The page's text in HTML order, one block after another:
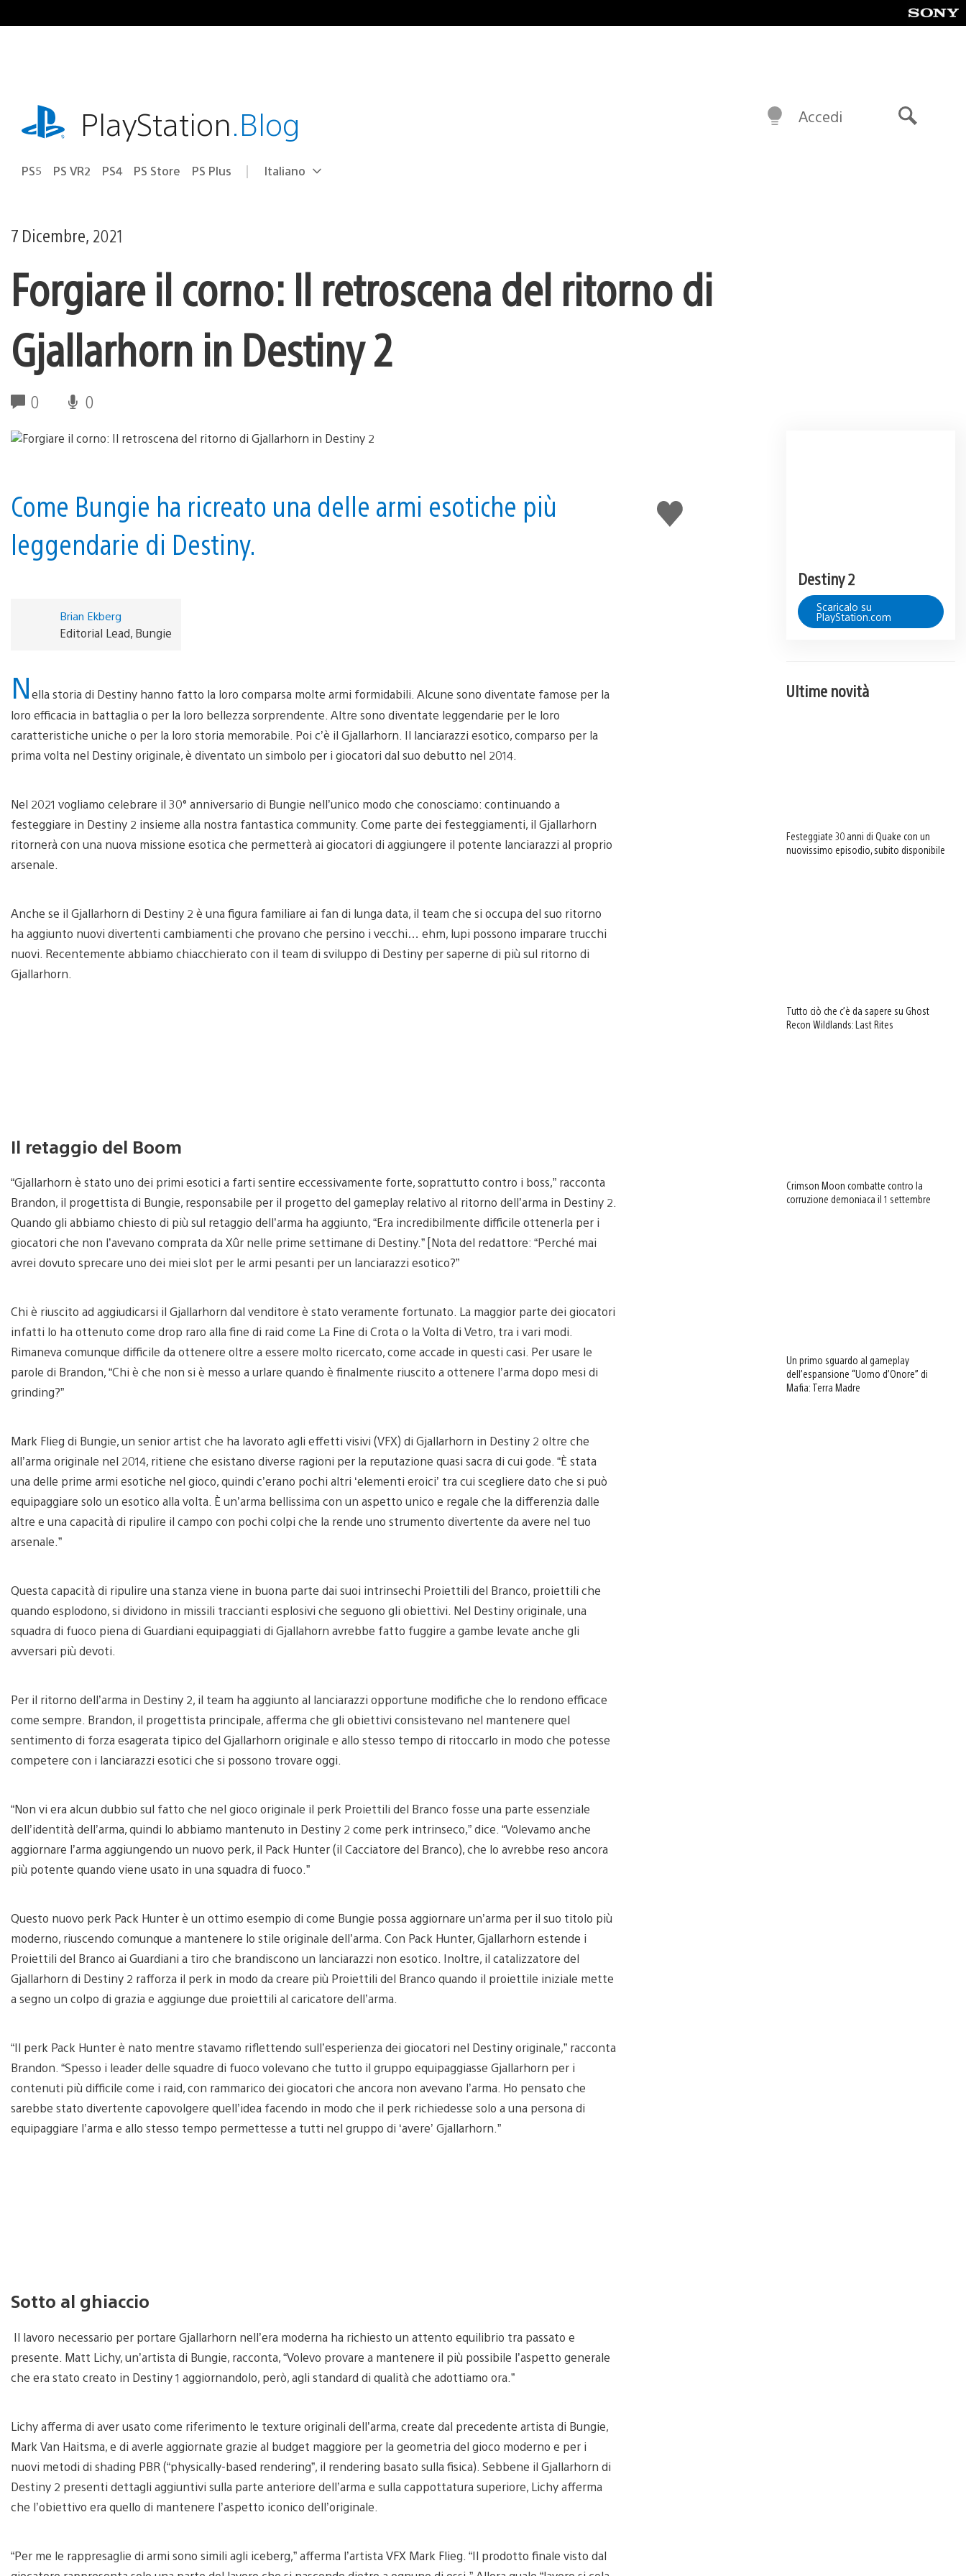
al
playstation.comPlayStation.Blog
PS5 PS VR2 PS4 PS Store PS Plus Seleziona
Regione
Italiano
Accedi
7 Dicembre, 2021
Forgiare il corno: Il retroscena del ritorno di
Gjallarhorn in Destiny 2
0 0
Mi
piace
Come Bungie ha ricreato una delle armi esotiche più
leggendarie di Destiny.
Brian Ekberg
Editorial Lead, Bungie
Nella storia di Destiny hanno fatto la loro comparsa molte armi formidabili. Alcune sono diventate famose per la
loro efficacia in battaglia o per la loro bellezza sorprendente. Altre sono diventate leggendarie per le loro
caratteristiche uniche o per la loro storia memorabile. Poi c’è il Gjallarhorn. Il lanciarazzi esotico, comparso per la
prima volta nel Destiny originale, è diventato un simbolo per i giocatori dal suo debutto nel 2014.
Nel 2021 vogliamo celebrare il 30° anniversario di Bungie nell’unico modo che conosciamo: continuando a
festeggiare in Destiny 2 insieme alla nostra fantastica community. Come parte dei festeggiamenti, il Gjallarhorn
ritornerà con una nuova missione esotica che permetterà ai giocatori di aggiungere il potente lanciarazzi al proprio
arsenale.
Anche se il Gjallarhorn di Destiny 2 è una figura familiare ai fan di lunga data, il team che si occupa del suo ritorno
ha aggiunto nuovi divertenti cambiamenti che provano che persino i vecchi… ehm, lupi possono imparare trucchi
nuovi. Recentemente abbiamo chiacchierato con il team di sviluppo di Destiny per saperne di più sul ritorno di
Gjallarhorn.
Il retaggio del Boom
“Gjallarhorn è stato uno dei primi esotici a farti sentire eccessivamente forte, soprattutto contro i boss,” racconta
Brandon, il progettista di Bungie, responsabile per il progetto del gameplay relativo al ritorno dell’arma in Destiny 2.
Quando gli abbiamo chiesto di più sul retaggio dell’arma ha aggiunto, “Era incredibilmente difficile ottenerla per i
giocatori che non l’avevano comprata da Xûr nelle prime settimane di Destiny.” [Nota del redattore: “Perché mai
avrei dovuto sprecare uno dei miei slot per le armi pesanti per un lanciarazzi esotico?”
Chi è riuscito ad aggiudicarsi il Gjallarhorn dal venditore è stato veramente fortunato. La maggior parte dei giocatori
infatti lo ha ottenuto come drop raro alla fine di raid come La Fine di Crota o la Volta di Vetro, tra i vari modi.
Rimaneva comunque difficile da ottenere oltre a essere molto ricercato, come accade in questi casi. Per usare le
parole di Brandon, “Chi è che non si è messo a urlare quando è finalmente riuscito a ottenere l’arma dopo mesi di
grinding?”
Mark Flieg di Bungie, un senior artist che ha lavorato agli effetti visivi (VFX) di Gjallarhorn in Destiny 2 oltre che
all’arma originale nel 2014, ritiene che esistano diverse ragioni per la reputazione quasi sacra di cui gode. “È stata
una delle prime armi esotiche nel gioco, quindi c’erano pochi altri ‘elementi eroici’ tra cui scegliere dato che si può
equipaggiare solo un esotico alla volta. È un’arma bellissima con un aspetto unico e regale che la differenzia dalle
altre e una capacità di ripulire il campo con pochi colpi che la rende uno strumento divertente da avere nel tuo
arsenale.”
Questa capacità di ripulire una stanza viene in buona parte dai suoi intrinsechi Proiettili del Branco, proiettili che
quando esplodono, si dividono in missili traccianti esplosivi che seguono gli obiettivi. Nel Destiny originale, una
squadra di fuoco piena di Guardiani equipaggiati di Gjallahorn avrebbe fatto fuggire a gambe levate anche gli
avversari più devoti.
Per il ritorno dell’arma in Destiny 2, il team ha aggiunto al lanciarazzi opportune modifiche che lo rendono efficace
come sempre. Brandon, il progettista principale, afferma che gli obiettivi consistevano nel mantenere quel
sentimento di forza esagerata tipico del Gjallarhorn originale e allo stesso tempo di ritoccarlo in modo che potesse
competere con i lanciarazzi esotici che si possono trovare oggi.
“Non vi era alcun dubbio sul fatto che nel gioco originale il perk Proiettili del Branco fosse una parte essenziale
dell’identità dell’arma, quindi lo abbiamo mantenuto in Destiny 2 come perk intrinseco,” dice. “Volevamo anche
aggiornare l’arma aggiungendo un nuovo perk, il Pack Hunter (il Cacciatore del Branco), che lo avrebbe reso ancora
più potente quando viene usato in una squadra di fuoco.”
Questo nuovo perk Pack Hunter è un ottimo esempio di come Bungie possa aggiornare un’arma per il suo titolo più
moderno, riuscendo comunque a mantenere lo stile originale dell’arma. Con Pack Hunter, Gjallarhorn estende i
Proiettili del Branco ai Guardiani a tiro che brandiscono un lanciarazzi non esotico. Inoltre, il catalizzatore del
Gjallarhorn di Destiny 2 rafforza il perk in modo da creare più Proiettili del Branco quando il proiettile iniziale mette
a segno un colpo di grazia e aggiunge due proiettili al caricatore dell’arma.
“Il perk Pack Hunter è nato mentre stavamo riflettendo sull’esperienza dei giocatori nel Destiny originale,” racconta
Brandon. “Spesso i leader delle squadre di fuoco volevano che tutto il gruppo equipaggiasse Gjallarhorn per i
contenuti più difficile come i raid, con rammarico dei giocatori che ancora non avevano l’arma. Ho pensato che
sarebbe stato divertente capovolgere quell’idea facendo in modo che il perk richiedesse solo a una persona di
equipaggiare l’arma e allo stesso tempo permettesse a tutti nel gruppo di ‘avere’ Gjallarhorn.”
Sotto al ghiaccio
Il lavoro necessario per portare Gjallarhorn nell’era moderna ha richiesto un attento equilibrio tra passato e
presente. Matt Lichy, un’artista di Bungie, racconta, “Volevo provare a mantenere il più possibile l’aspetto generale
che era stato creato in Destiny 1 aggiornandolo, però, agli standard di qualità che adottiamo ora.”
Lichy afferma di aver usato come riferimento le texture originali dell’arma, create dal precedente artista di Bungie,
Mark Van Haitsma, e di averle aggiornate grazie al budget maggiore per la geometria del gioco moderno e per i
nuovi metodi di shading PBR (“physically-based rendering”, il rendering basato sulla fisica). Sebbene il Gjallarhorn di
Destiny 2 presenti dettagli aggiuntivi sulla parte anteriore dell’arma e sulla cappottatura superiore, Lichy afferma
che l’obiettivo era quello di mantenere l’aspetto iconico dell’originale.
“Per me le rappresaglie di armi sono simili agli iceberg,” afferma l’artista VFX Mark Flieg. “Il prodotto finale visto dal
Destiny 2
Scaricalo su
PlayStation.com
Ultime novità
Festeggiate 30 anni di Quake con un
nuovissimo episodio, subito disponibile
Tutto ciò che c’è da sapere su Ghost
Recon Wildlands: Last Rites
Crimson Moon combatte contro la
corruzione demoniaca il 1 settembre
Un primo sguardo al gameplay
dell’espansione “Uomo d’Onore” di
Mafia: Terra Madre